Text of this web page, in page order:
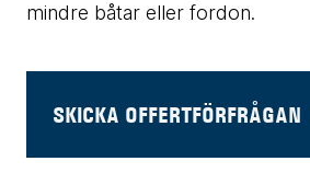
mindre båtar eller fordon.
SKICKA OFFERTFÖRFRÅGAN